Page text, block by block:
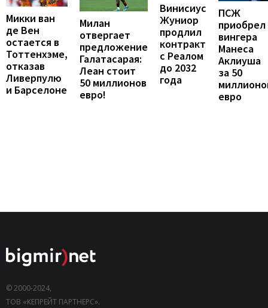
Микки ван
де Вен
остается в
Тоттенхэме,
отказав
Ливерпулю
и Барселоне
Милан
отвергает
предложение
Галатасарая:
Леан стоит
50 миллионов
евро!
Винисиус
Жуниор
продлил
контракт
с Реалом
до 2032
года
ПСЖ
приобрел
вингера
Манеса
Аклиуша
за 50
евро
© 2000-2024,
ТОВ «КЕПРЕЙТ ПАРТНЕРС».